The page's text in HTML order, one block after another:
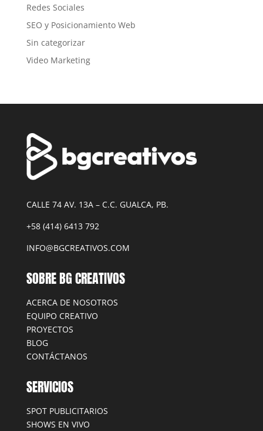
Redes Sociales
SEO y Posicionamiento Web
Sin categorizar
Video Marketing
CALLE 74 AV. 13A – C.C. GUALCA, PB.
+58 (414) 6413 792
INFO@BGCREATIVOS.COM
SOBRE BG CREATIVOS
ACERCA DE NOSOTROS
EQUIPO CREATIVO
PROYECTOS
BLOG
CONTÁCTANOS
SERVICIOS
SPOT PUBLICITARIOS
SHOWS EN VIVO